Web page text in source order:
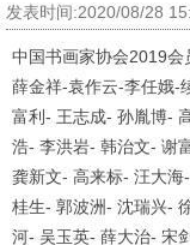
发表时间:2020/08/28
中国书画家协会2019会
薛金祥-袁作云-李任娥-
富利 - 王志成- 孙胤博-
浩- 李洪岩- 韩治文- 谢
龚新文- 高来标- 汪大海-
桂生- 郭波洲- 沈瑞兴-
河- 吴玉英- 薛大治- 宋